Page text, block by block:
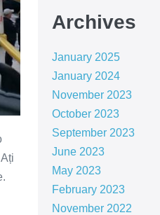
Archives
January 2025
January 2024
November 2023
October 2023
September 2023
June 2023
May 2023
February 2023
November 2022